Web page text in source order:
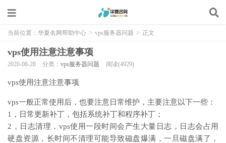
当前位置： 华夏名网帮助中心 > vps服务器问题 > 正文
vps使用注意注意事项
2020-08-28 分类： vps服务器问题 阅读(4929)
vps使用注意注意事项
vps一般正常使用后，也要注意日常维护，主要注意以下一些：
1，日常更新补丁，包括系统补丁和程序补丁；
2，日志清理，vps使用一段时间会产生大量日志，日志会占用
硬盘资源，长时间不清理可能导致磁盘爆满，一旦磁盘满了，